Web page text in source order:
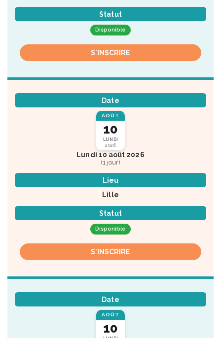
Statut
Disponible
S'INSCRIRE
Date
AOÛT
10
LUNDI
2026
Lundi 10 août 2026
(1 jour)
Lieu
Lille
Statut
Disponible
S'INSCRIRE
Date
AOÛT
10